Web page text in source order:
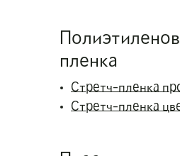
пленка
Стретч-пленка
Стретч-пленка